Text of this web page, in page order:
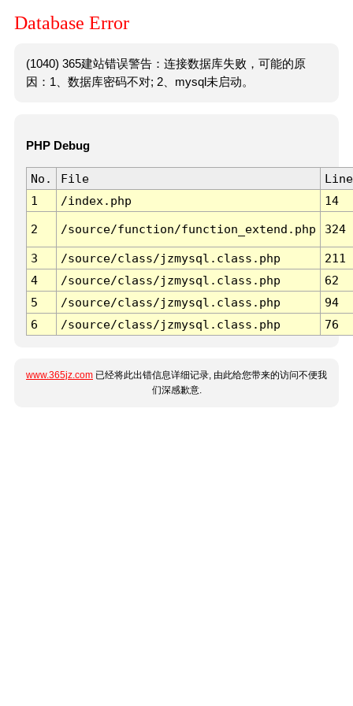
Database Error
(1040) 365建站错误警告：连接数据库失败，可能的原
因：1、数据库密码不对; 2、mysql未启动。
PHP Debug
No. File
Line
1
/index.php 14
2 /source/function/function_extend.php 324
3 /source/class/jzmysql.class.php
211
4
/source/class/jzmysql.class.php
62
5
/source/class/jzmysql.class.php
94
6
/source/class/jzmysql.class.php 76
www.365jz.com 已经将此出错信息详细记录, 由此给您带来的访问不便我
们深感歉意.